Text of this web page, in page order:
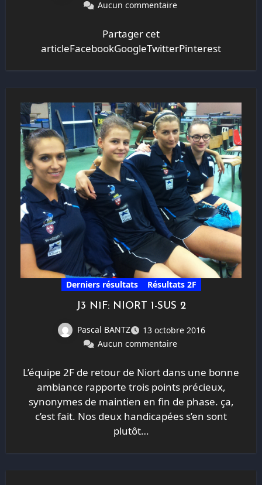
Aucun commentaire
Partager cet
articleFacebookGoogleTwitterPinterest
Derniers résultats Résultats 2F
J3 N1F: NIORT 1-SUS 2
Pascal BANTZ
13 octobre 2016
Aucun commentaire
L’équipe 2F de retour de Niort dans une bonne
ambiance rapporte trois points précieux,
synonymes de maintien en fin de phase. ça,
c’est fait. Nos deux handicapées s’en sont
plutôt…